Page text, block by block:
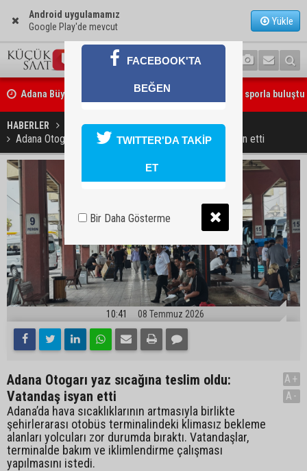
Android uygulamamız
Google Play'de mevcut
Yükle
Beşiktaş dosyasında iki tahliye: Özcan Zenger ve Utku Caner
bırakıldı
HABERLER GÜNDEM
Adana Otogarı yaz sıcağına teslim oldu: Vatandaş isyan etti
10:41 08 Temmuz 2026
Adana Otogarı yaz sıcağına teslim oldu:
Vatandaş isyan etti
Adana’da hava sıcaklıklarının artmasıyla birlikte
şehirlerarası otobüs terminalindeki klimasız bekleme
alanları yolcuları zor durumda bıraktı. Vatandaşlar,
terminalde bakım ve iklimlendirme çalışması
yapılmasını istedi.
A+
A-
FACEBOOK'TA
BEĞEN
TWITTER'DA TAKİP
ET
Bir Daha Gösterme